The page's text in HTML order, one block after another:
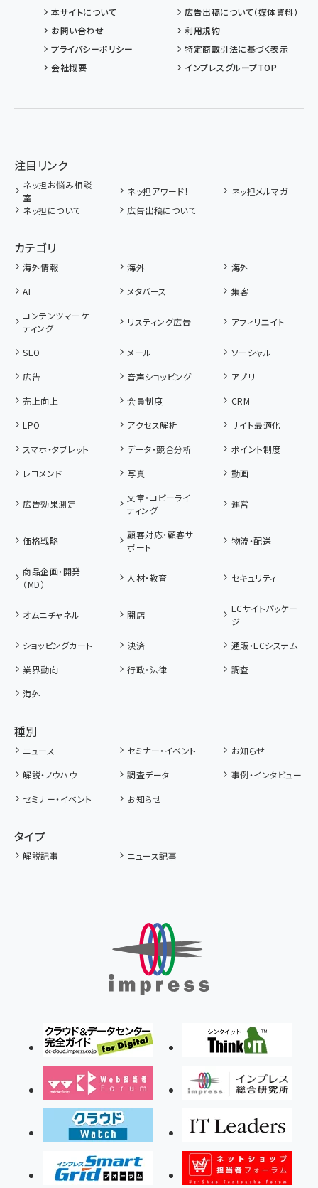
本サイトについて
広告出稿について（媒体資料）
お問い合わせ
利用規約
プライバシーポリシー
特定商取引法に基づく表示
会社概要
インプレスグループTOP
注目リンク
ネッ担お悩み相談
室
ネッ担アワード！
ネッ担メルマガ
ネッ担について
広告出稿について
カテゴリ
海外情報 海外
海外
AI
メタバース
集客
コンテンツマーケ
ティング
リスティング広告 アフィリエイト
SEO メール
ソーシャル
広告
音声ショッピング
アプリ
売上向上
会員制度
CRM
LPO
アクセス解析
サイト最適化
スマホ・タブレット
データ・競合分析
ポイント制度
レコメンド
写真 動画
広告効果測定
文章・コピーライ
ティング
運営
価格戦略
顧客対応・顧客サ
ポート
物流・配送
商品企画・開発
（MD）
人材・教育 セキュリティ
オムニチャネル 開店
ECサイトパッケー
ジ
ショッピングカート
決済
通販・ECシステム
業界動向
行政・法律
調査
海外
種別
ニュース セミナー・イベント
お知らせ
解説・ノウハウ
調査データ
事例・インタビュー
セミナー・イベント
お知らせ
タイプ
解説記事 ニュース記事